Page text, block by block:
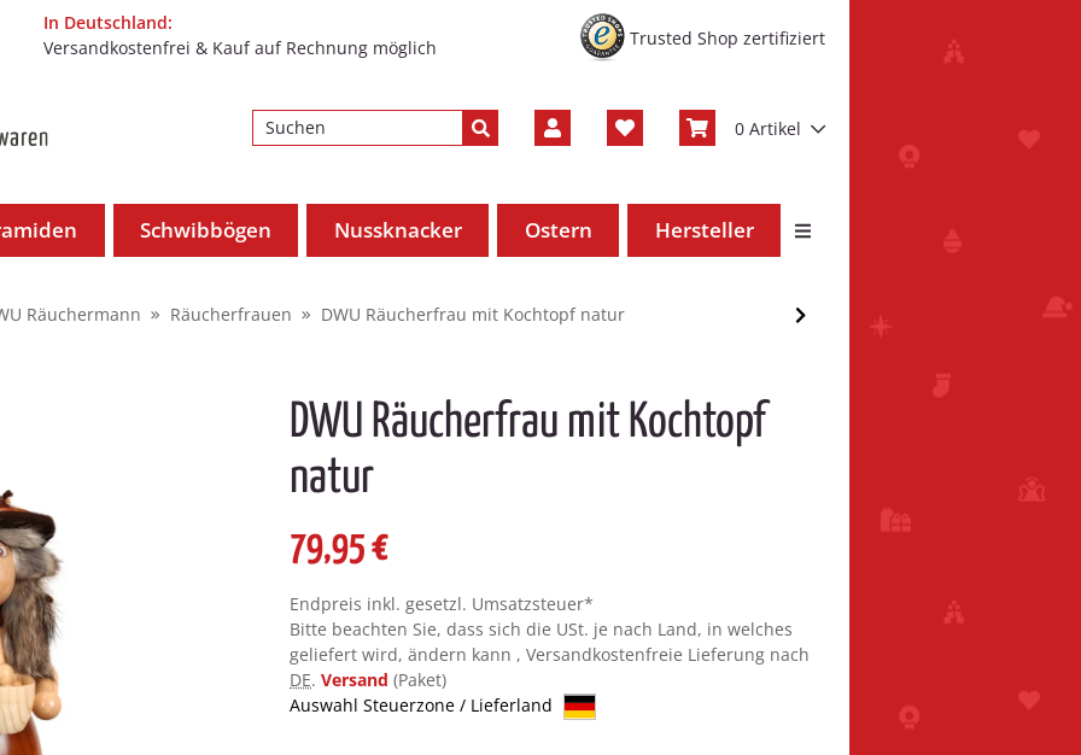
In Deutschland:
Versandkostenfrei & Kauf auf Rechnung möglich
Trusted Shop zertifiziert
0 Artikel
Schwibbögen Nussknacker Ostern Hersteller
Räuchermann Räucherfrauen DWU Räucherfrau mit Kochtopf natur
DWU Räucherfrau mit Kochtopf
natur
79,95 €
Endpreis inkl. gesetzl. Umsatzsteuer*
Bitte beachten Sie, dass sich die USt. je nach Land, in welches
geliefert wird, ändern kann , Versandkostenfreie Lieferung nach
DE. Versand (Paket)
Auswahl Steuerzone / Lieferland